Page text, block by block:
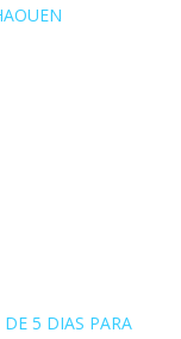
5 DIAS PARA